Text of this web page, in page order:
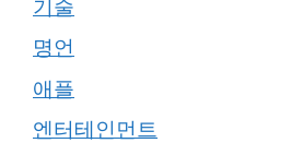
기술
명언
애플
엔터테인먼트